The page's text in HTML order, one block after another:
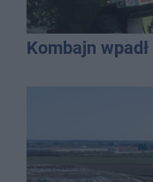
Kombajn